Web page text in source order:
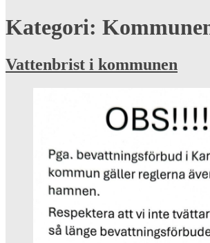
Kategori:
Vattenbrist i kommunen